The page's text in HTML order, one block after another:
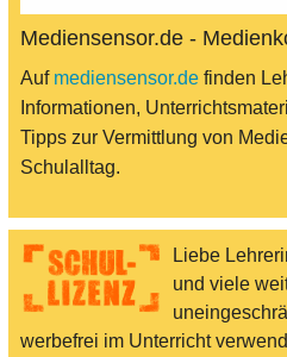
Mediensensor.de -
Auf mediensensor.de finden
Informationen,
Tipps zur Vermittlung von
Schulalltag.
Liebe
und viele
werbefrei im Unterricht